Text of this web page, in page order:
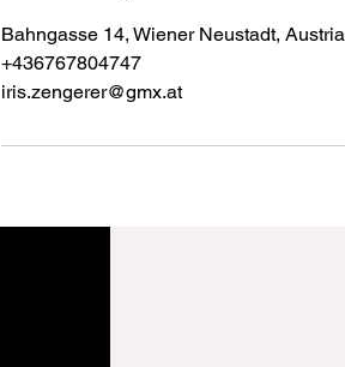
Bahngasse 14, Wiener Neustadt, Austria
+436767804747
iris.zengerer@gmx.at